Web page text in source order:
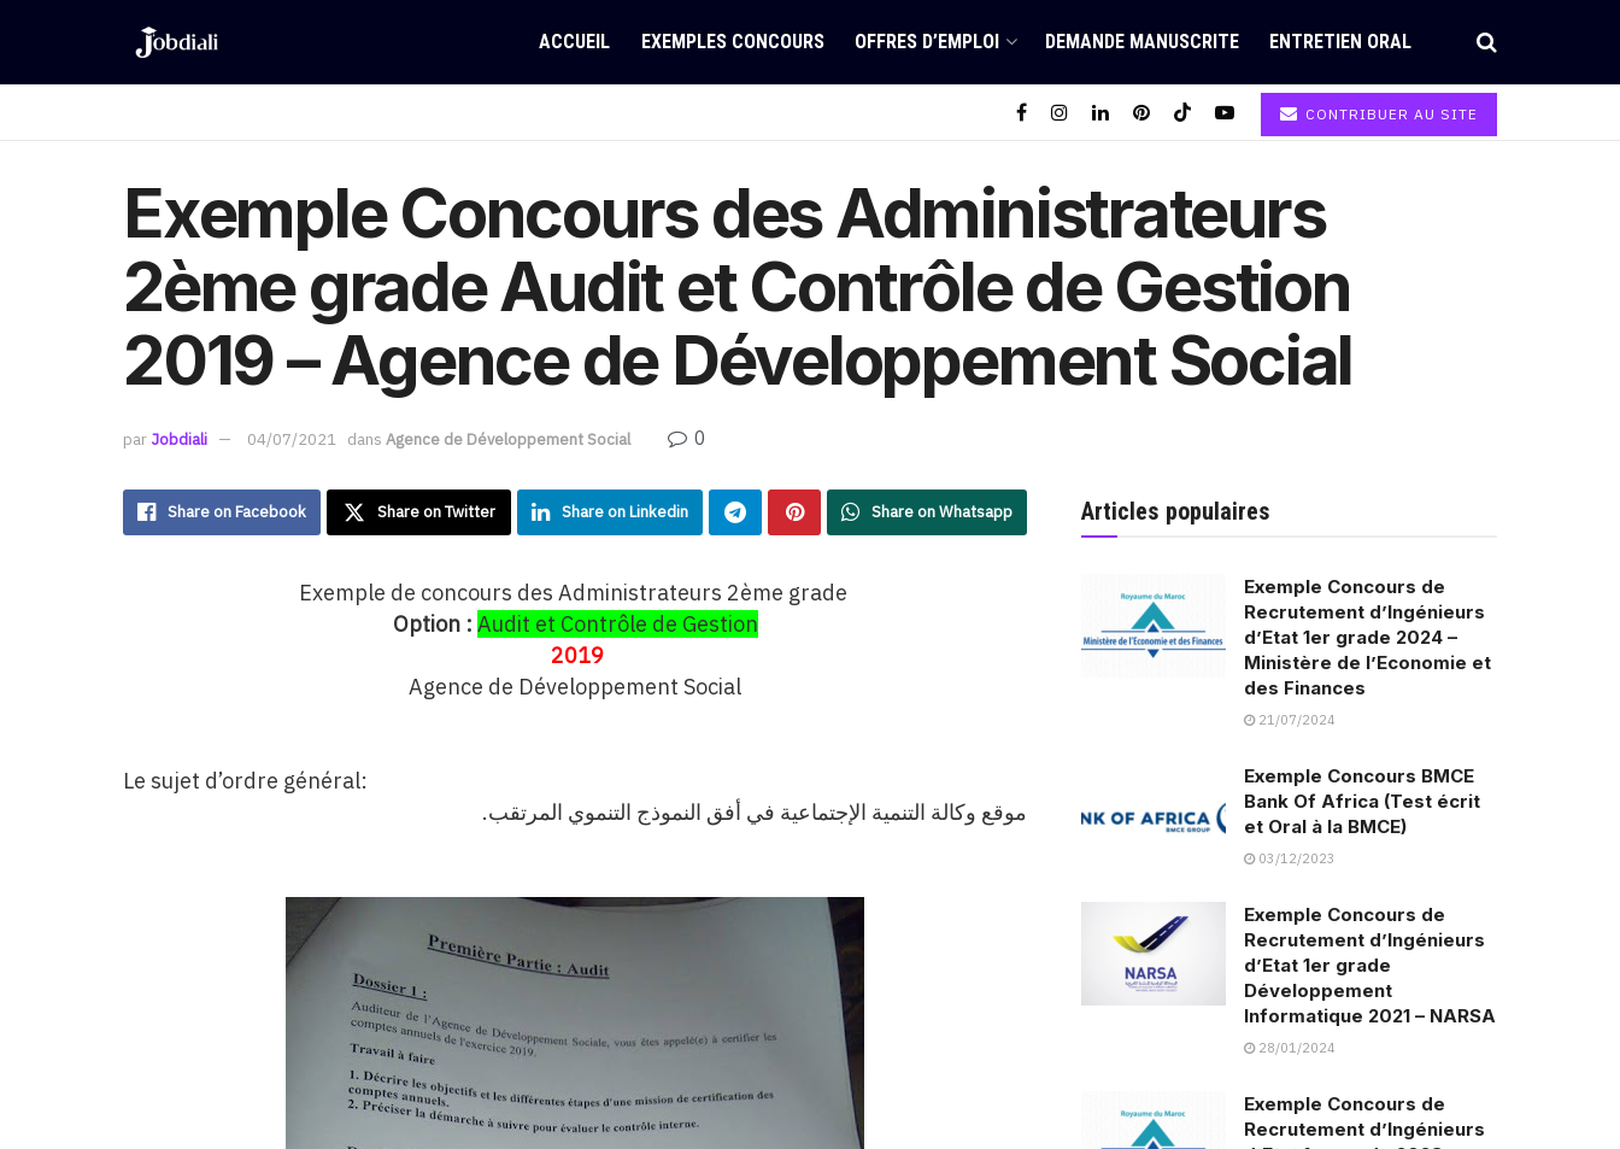
ACCUEIL EXEMPLES CONCOURS OFFRES D’EMPLOI DEMANDE MANUSCRITE ENTRETIEN ORAL
CONTRIBUER AU SITE
Exemple Concours des Administrateurs
2ème grade Audit et Contrôle de Gestion
2019 – Agence de Développement Social
par Jobdiali 04/07/2021 dans Agence de Développement Social 0
Share on Facebook Share on Twitter Share on Linkedin Share on Whatsapp
Exemple de concours des Administrateurs 2ème grade
Option : Audit et Contrôle de Gestion
2019
Agence de Développement Social
Le sujet d’ordre général:
.موقع وكالة التنمية الإجتماعية في أفق النموذج التنموي المرتقب
Articles populaires
Exemple Concours de
Recrutement d’Ingénieurs
d’Etat 1er grade 2024 –
Ministère de l’Economie et
des Finances
21/07/2024
Exemple Concours BMCE
Bank Of Africa (Test écrit
et Oral à la BMCE)
03/12/2023
Exemple Concours de
Recrutement d’Ingénieurs
d’Etat 1er grade
Développement
Informatique 2021 – NARSA
28/01/2024
Exemple Concours de
Recrutement d’Ingénieurs